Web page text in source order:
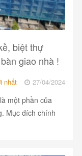
biệt thự
giao nhà !
nhất 27/04/2024
một phần của
Mục đích chính